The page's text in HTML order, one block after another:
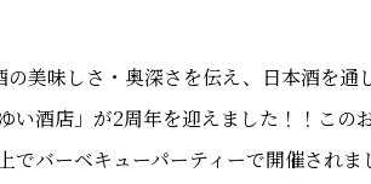
美味しさ・奥深さを伝え、日本酒を通
い酒店」が2周年を迎えました！！この
バーベキューパーティーで開催されま